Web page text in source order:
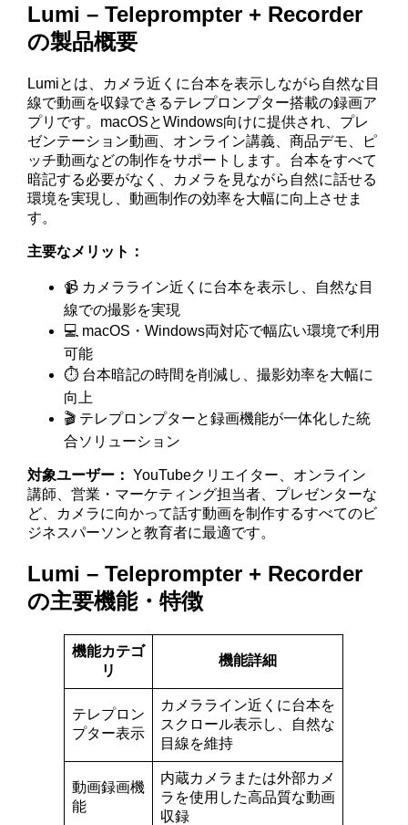
Lumi – Teleprompter + Recorder
の製品概要
Lumiとは、カメラ近くに台本を表示しながら自然な目
線で動画を収録できるテレプロンプター搭載の録画ア
プリです。macOSとWindows向けに提供され、プレ
ゼンテーション動画、オンライン講義、商品デモ、ピ
ッチ動画などの制作をサポートします。台本をすべて
暗記する必要がなく、カメラを見ながら自然に話せる
環境を実現し、動画制作の効率を大幅に向上させま
す。
主要なメリット：
📹 カメラライン近くに台本を表示し、自然な目
線での撮影を実現
💻 macOS・Windows両対応で幅広い環境で利用
可能
⏱️ 台本暗記の時間を削減し、撮影効率を大幅に
向上
🎬 テレプロンプターと録画機能が一体化した統
合ソリューション
対象ユーザー： YouTubeクリエイター、オンライン
講師、営業・マーケティング担当者、プレゼンターな
ど、カメラに向かって話す動画を制作するすべてのビ
ジネスパーソンと教育者に最適です。
Lumi – Teleprompter + Recorder
の主要機能・特徴
機能カテゴ
リ
機能詳細
テレプロン
プター表示
カメラライン近くに台本を
スクロール表示し、自然な
目線を維持
動画録画機
能
内蔵カメラまたは外部カメ
ラを使用した高品質な動画
収録